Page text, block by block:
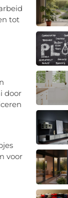
tot
door
voor